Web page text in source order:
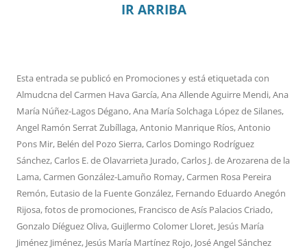
IR ARRIBA
Esta entrada se publicó en Promocionesy está etiquetada con
Almudcna del Carmen Hava García,Ana Allende Aguirre Mendi,Ana
María Núñez-Lagos Dégano,Ana María Solchaga López de Silanes,
Angel Ramón Serrat Zubíllaga,Antonio Manrique Ríos,Antonio
Pons Mir, Belén del Pozo Sierra,Carlos Domingo Rodríguez
Sánchez,Carlos E. de Olavarrieta Jurado,Carlos J. de Arozarena de la
Lama,Carmen González-Lamuño Romay,Carmen Rosa Pereira
Remón, Eutasio de la Fuente González, Fernando Eduardo Anegón
Rijosa,fotos de promociones, Francisco de Asís Palacios Criado,
Gonzalo Díéguez Oliva,GuiJlermo Colomer Lloret, Jesús María
Jiménez Jiménez, Jesús María Martínez Rojo, José Angel Sánchez